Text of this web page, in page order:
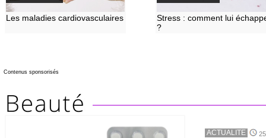
Les maladies cardiovasculaires
Stress : comment lui
?
Contenus sponsorisés
ACTUALITE